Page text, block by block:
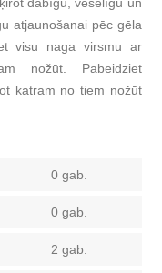
atjaunošanai pēc gēla
visu naga virsmu ar
nožūt. Pabeidziet
katram no tiem nožūt
0 gab.
0 gab.
2 gab.